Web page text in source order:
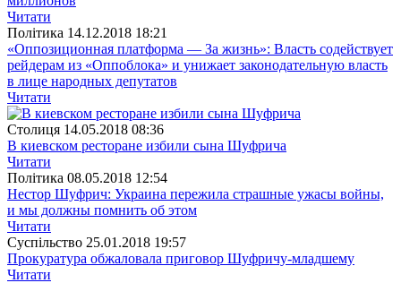
Читати
Полiтика 14.12.2018 18:21
«Оппозиционная платформа — За жизнь»: Власть содействует
рейдерам из «Оппоблока» и унижает законодательную власть
в лице народных депутатов
Читати
Столиця 14.05.2018 08:36
В киевском ресторане избили сына Шуфрича
Читати
Полiтика 08.05.2018 12:54
Нестор Шуфрич: Украина пережила страшные ужасы войны,
и мы должны помнить об этом
Читати
Суспiльство 25.01.2018 19:57
Прокуратура обжаловала приговор Шуфричу-младшему
Читати